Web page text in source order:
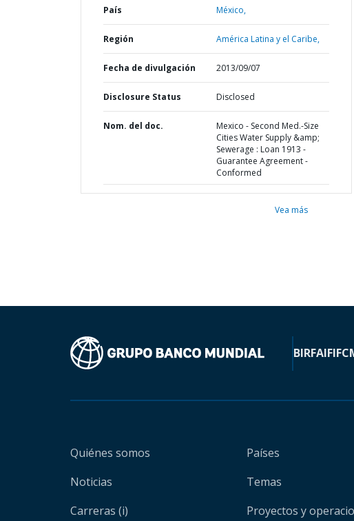
País México,
Región América Latina y el Caribe,
Fecha de divulgación 2013/09/07
Disclosure Status Disclosed
Nom. del doc.
Mexico - Second Med.-Size
Cities Water Supply &amp;
Sewerage : Loan 1913 -
Guarantee Agreement -
Conformed
Vea más
BIRFAIFIFC
Quiénes somos
Noticias
Carreras (i)
Países
Temas
Proyectos y